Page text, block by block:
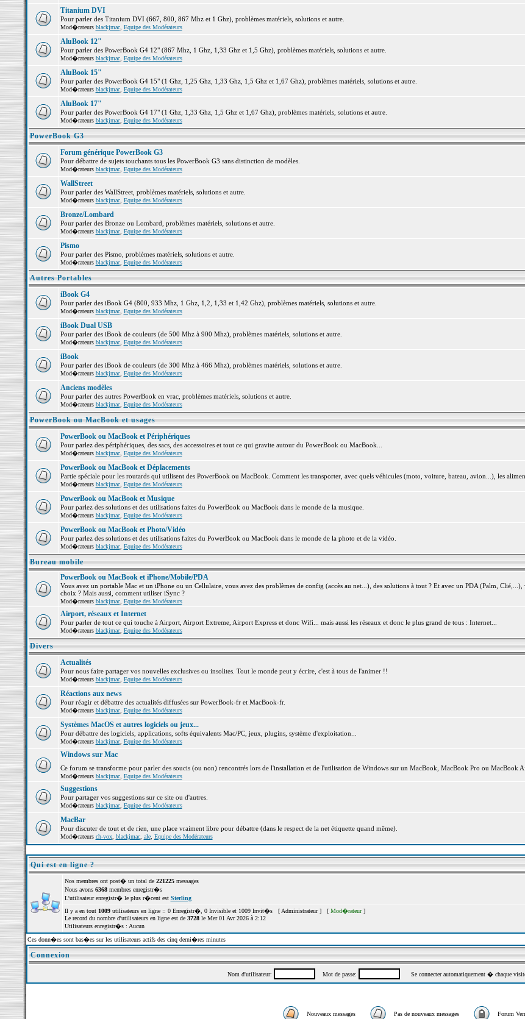
Titanium DVI
Pour parler des Titanium DVI (667, 800, 867 Mhz et 1 Ghz), problèmes matériels, solutions et autre.
Mod�rateurs blackjmac, Equipe des Modérateurs
AluBook 12"
Pour parler des PowerBook G4 12" (867 Mhz, 1 Ghz, 1,33 Ghz et 1,5 Ghz), problèmes matériels, solutions et autre.
Mod�rateurs blackjmac, Equipe des Modérateurs
AluBook 15"
Pour parler des PowerBook G4 15" (1 Ghz, 1,25 Ghz, 1,33 Ghz, 1,5 Ghz et 1,67 Ghz), problèmes matériels, solutions et autre.
Mod�rateurs blackjmac, Equipe des Modérateurs
AluBook 17"
Pour parler des PowerBook G4 17" (1 Ghz, 1,33 Ghz, 1,5 Ghz et 1,67 Ghz), problèmes matériels, solutions et autre.
Mod�rateurs blackjmac, Equipe des Modérateurs
PowerBook G3
Forum générique PowerBook G3
Pour débattre de sujets touchants tous les PowerBook G3 sans distinction de modèles.
Mod�rateurs blackjmac, Equipe des Modérateurs
WallStreet
Pour parler des WallStreet, problèmes matériels, solutions et autre.
Mod�rateurs blackjmac, Equipe des Modérateurs
Bronze/Lombard
Pour parler des Bronze ou Lombard, problèmes matériels, solutions et autre.
Mod�rateurs blackjmac, Equipe des Modérateurs
Pismo
Pour parler des Pismo, problèmes matériels, solutions et autre.
Mod�rateurs blackjmac, Equipe des Modérateurs
Autres Portables
iBook G4
Pour parler des iBook G4 (800, 933 Mhz, 1 Ghz, 1,2, 1,33 et 1,42 Ghz), problèmes matériels, solutions et autre.
Mod�rateurs blackjmac, Equipe des Modérateurs
iBook Dual USB
Pour parler des iBook de couleurs (de 500 Mhz à 900 Mhz), problèmes matériels, solutions et autre.
Mod�rateurs blackjmac, Equipe des Modérateurs
iBook
Pour parler des iBook de couleurs (de 300 Mhz à 466 Mhz), problèmes matériels, solutions et autre.
Mod�rateurs blackjmac, Equipe des Modérateurs
Anciens modèles
Pour parler des autres PowerBook en vrac, problèmes matériels, solutions et autre.
Mod�rateurs blackjmac, Equipe des Modérateurs
PowerBook ou MacBook et usages
PowerBook ou MacBook et Périphériques
Pour parlez des périphériques, des sacs, des accessoires et tout ce qui gravite autour du PowerBook ou MacBook...
Mod�rateurs blackjmac, Equipe des Modérateurs
PowerBook ou MacBook et Déplacements
Partie spéciale pour les routards qui utilisent des PowerBook ou MacBook. Comment les transporter, avec quels véhicules (moto, voiture, bateau, avion...), les
Mod�rateurs blackjmac, Equipe des Modérateurs
PowerBook ou MacBook et Musique
Pour parlez des solutions et des utilisations faites du PowerBook ou MacBook dans le monde de la musique.
Mod�rateurs blackjmac, Equipe des Modérateurs
PowerBook ou MacBook et Photo/Vidéo
Pour parlez des solutions et des utilisations faites du PowerBook ou MacBook dans le monde de la photo et de la vidéo.
Mod�rateurs blackjmac, Equipe des Modérateurs
Bureau mobile
PowerBook ou MacBook et iPhone/Mobile/PDA
Vous avez un portable Mac et un iPhone ou un Cellulaire, vous avez des problèmes de config (accès au net...), des solutions à tout ? Et avec un PDA (Palm,
choix ? Mais aussi, comment utiliser iSync ?
Mod�rateurs blackjmac, Equipe des Modérateurs
Airport, réseaux et Internet
Pour parler de tout ce qui touche à Airport, Airport Extreme, Airport Express et donc Wifi... mais aussi les réseaux et donc le plus grand de tous : Internet...
Mod�rateurs blackjmac, Equipe des Modérateurs
Divers
Actualités
Pour nous faire partager vos nouvelles exclusives ou insolites. Tout le monde peut y écrire, c'est à tous de l'animer !!
Mod�rateurs blackjmac, Equipe des Modérateurs
Réactions aux news
Pour réagir et débattre des actualités diffusées sur PowerBook-fr et MacBook-fr.
Mod�rateurs blackjmac, Equipe des Modérateurs
Systèmes MacOS et autres logiciels ou jeux...
Pour débattre des logiciels, applications, softs équivalents Mac/PC, jeux, plugins, système d'exploitation...
Mod�rateurs blackjmac, Equipe des Modérateurs
Windows sur Mac
Ce forum se transforme pour parler des soucis (ou non) rencontrés lors de l'installation et de l'utilisation de Windows sur un MacBook, MacBook Pro ou MacBook
Mod�rateurs blackjmac, Equipe des Modérateurs
Suggestions
Pour partager vos suggestions sur ce site ou d'autres.
Mod�rateurs blackjmac, Equipe des Modérateurs
MacBar
Pour discuter de tout et de rien, une place vraiment libre pour débattre (dans le respect de la net étiquette quand même).
Mod�rateurs ch-vox, blackjmac, ale, Equipe des Modérateurs
Qui est en ligne ?
Nos membres ont post� un total de 221225messages
Nous avons 6368membres enregistr�s
L'utilisateur enregistr� le plus r�cent est Sterling
Il y a en tout 1009utilisateurs en ligne :: 0 Enregistr�, 0 Invisible et 1009 Invit�s [ Administrateur] [ Mod�rateur]
Le record du nombre d'utilisateurs en ligne est de 3728le Mer 01 Avr 2026 à 2:12
Utilisateurs enregistr�s : Aucun
Ces donn�es sont bas�es sur les utilisateurs actifs des cinq derni�res minutes
Connexion
Nom d'utilisateur: Mot de passe: Se connecter automatiquement � chaque
Nouveaux messages Pas de nouveaux messages Forum